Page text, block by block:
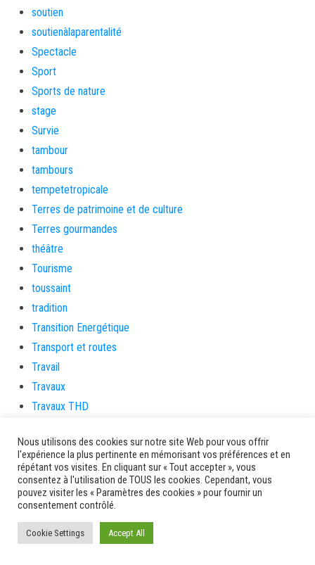
soutien
soutienàlaparentalité
Spectacle
Sport
Sports de nature
stage
Survie
tambour
tambours
tempetetropicale
Terres de patrimoine et de culture
Terres gourmandes
théâtre
Tourisme
toussaint
tradition
Transition Energétique
Transport et routes
Travail
Travaux
Travaux THD
TSUNAMI
TZCLD
uncategorized
Venir en Martinique
Video
vidététladjéko
Nous utilisons des cookies sur notre site Web pour vous offrir
l'expérience la plus pertinente en mémorisant vos préférences et en
répétant vos visites. En cliquant sur « Tout accepter », vous
consentez à l'utilisation de TOUS les cookies. Cependant, vous
pouvez visiter les « Paramètres des cookies » pour fournir un
consentement contrôlé.
Cookie Settings Accept All